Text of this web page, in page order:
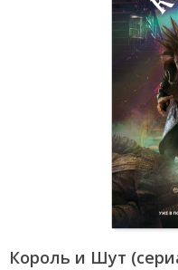
Король и Шут